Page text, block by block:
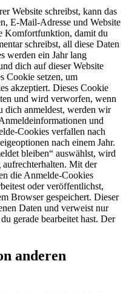
Website schreibst, kann das
E-Mail-Adresse und Website
Komfortfunktion, damit du
schreibst, all diese Daten
werden ein Jahr lang
dich auf dieser Website
Cookie setzen, um
akzeptiert. Dieses Cookie
und wird verworfen, wenn
dich anmeldest, werden wir
und
Cookies verfallen nach
nach einem Jahr.
bleiben“ auswählst, wird
Mit der
die Anmelde-Cookies
oder veröffentlichst,
Browser gespeichert. Dieser
Daten und verweist nur
gerade bearbeitet hast. Der
anderen